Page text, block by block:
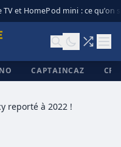
et HomePod mini : ce qu’on
CAPTAINCAZ
reporté à 2022 !